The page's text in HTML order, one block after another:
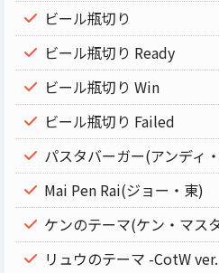
ビール瓶切り
ビール瓶切り Ready
ビール瓶切り Win
ビール瓶切り Failed
パスタバーガー(アンディ
Mai Pen Rai(ジョー・東)
ケンのテーマ(ケン・マス
リュウのテーマ -CotW